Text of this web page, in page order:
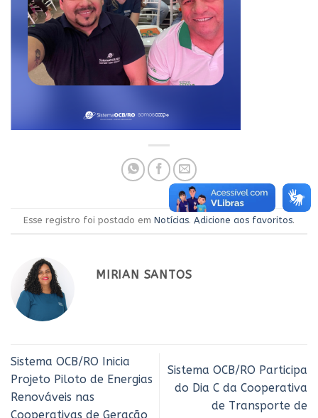
Esse registro foi postado em Notícias. Adicione aos favoritos.
MIRIAN SANTOS
Sistema OCB/RO Inicia
Projeto Piloto de Energias
Renováveis nas
Cooperativas de Geração
Sistema OCB/RO Participa
do Dia C da Cooperativa
de Transporte de